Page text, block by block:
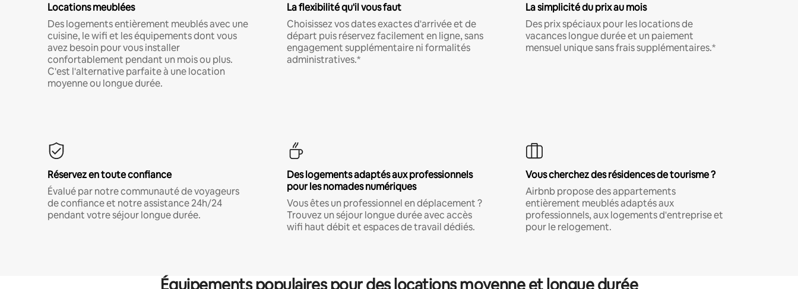
Locations meublées
Des logements entièrement meublés avec une
cuisine, le wifi et les équipements dont vous
avez besoin pour vous installer
confortablement pendant un mois ou plus.
C'est l'alternative parfaite à une location
moyenne ou longue durée.
La flexibilité qu'il vous faut
Choisissez vos dates exactes d'arrivée et de
départ puis réservez facilement en ligne, sans
engagement supplémentaire ni formalités
administratives.*
La simplicité du prix au mois
Des prix spéciaux pour les locations de
vacances longue durée et un paiement
mensuel unique sans frais supplémentaires.*
Réservez en toute confiance
Évalué par notre communauté de voyageurs
de confiance et notre assistance 24h/24
pendant votre séjour longue durée.
Des logements adaptés aux professionnels
pour les nomades numériques
Vous êtes un professionnel en déplacement ?
Trouvez un séjour longue durée avec accès
wifi haut débit et espaces de travail dédiés.
Vous cherchez des résidences de tourisme ?
Airbnb propose des appartements
entièrement meublés adaptés aux
professionnels, aux logements d'entreprise et
pour le relogement.
Équipements populaires pour des locations moyenne et longue durée